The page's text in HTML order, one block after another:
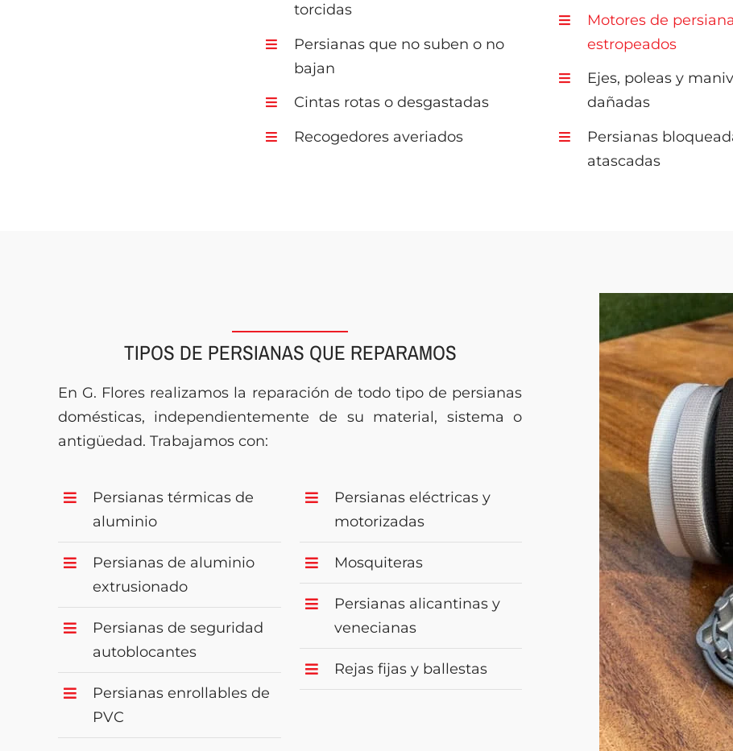
torcidas
Persianas que no suben o no
bajan
Cintas rotas o desgastadas
Recogedores averiados
Motores de persiana
estropeados
Ejes, poleas y
dañadas
Persianas
atascadas
TIPOS DE PERSIANAS QUE REPARAMOS
En G. Flores realizamos la reparación de todo tipo de persianas
domésticas, independientemente de su material, sistema o
antigüedad. Trabajamos con:
Persianas térmicas de
aluminio
Persianas de aluminio
extrusionado
Persianas de seguridad
autoblocantes
Persianas enrollables de
PVC
Persianas eléctricas y
motorizadas
Mosquiteras
Persianas alicantinas y
venecianas
Rejas fijas y ballestas